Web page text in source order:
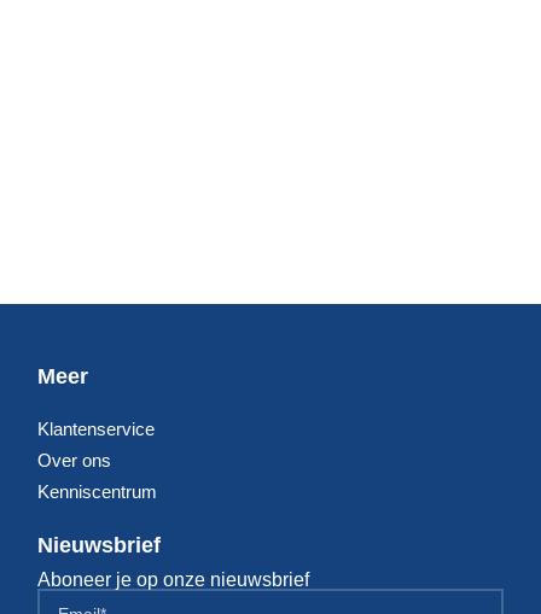
Meer
Klantenservice
Over ons
Kenniscentrum
Nieuwsbrief
Aboneer je op onze nieuwsbrief